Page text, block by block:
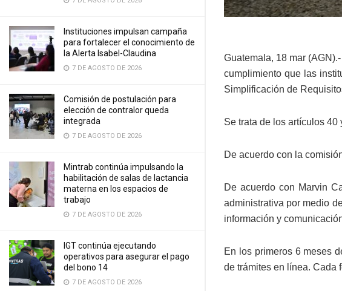
Instituciones impulsan campaña
para fortalecer el conocimiento de
la Alerta Isabel-Claudina
7 DE AGOSTO DE 2026
Comisión de postulación para
elección de contralor queda
integrada
7 DE AGOSTO DE 2026
Mintrab continúa impulsando la
habilitación de salas de lactancia
materna en los espacios de
trabajo
7 DE AGOSTO DE 2026
IGT continúa ejecutando
operativos para asegurar el pago
del bono 14
7 DE AGOSTO DE 2026
Guatemala, 18 mar
cumplimiento que las
Simplificación de
Se trata de los artículos
De acuerdo con la
De acuerdo con Marvin
administrativa por medio
información y
En los primeros 6 meses
de trámites en línea. Cada